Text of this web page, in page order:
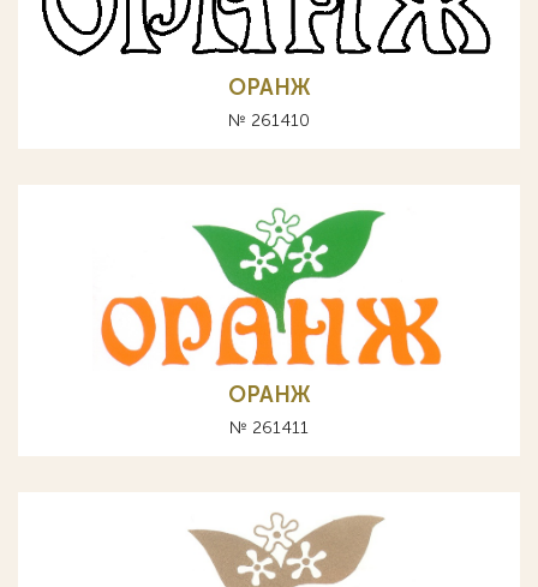
ОРАНЖ
№ 261410
ОРАНЖ
№ 261411